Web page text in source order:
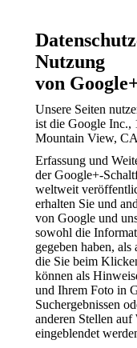
Nutzung
von
Unsere Seiten
ist die Google Inc.,
Mountain View,
Erfassung und
der Google+-
weltweit
erhalten Sie und
von Google und
sowohl die
gegeben haben,
die Sie beim
können als
und Ihrem Foto in
Suchergebnissen
anderen Stellen
eingeblendet